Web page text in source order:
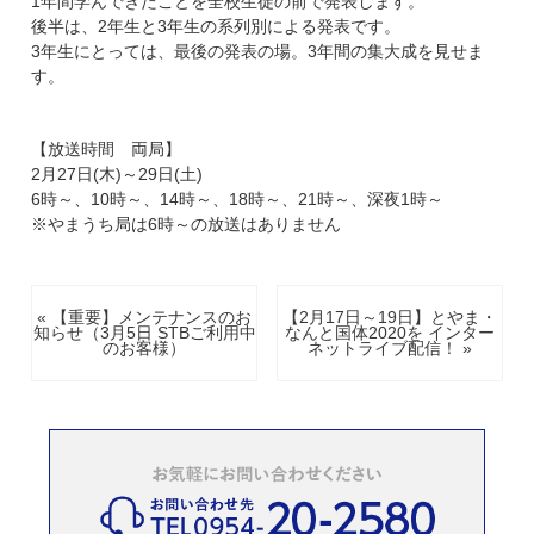
後半は、2年生と3年生の系列別による発表です。
3年生にとっては、最後の発表の場。3年間の集大成を見せま
す。
【放送時間 両局】
2月27日(木)～29日(土)
6時～、10時～、14時～、18時～、21時～、深夜1時～
※やまうち局は6時～の放送はありません
« 【重要】メンテナンスのお
知らせ（3月5日 STBご利用中
のお客様）
【2月17日～19日】とやま・
なんと国体2020を インター
ネットライブ配信！ »